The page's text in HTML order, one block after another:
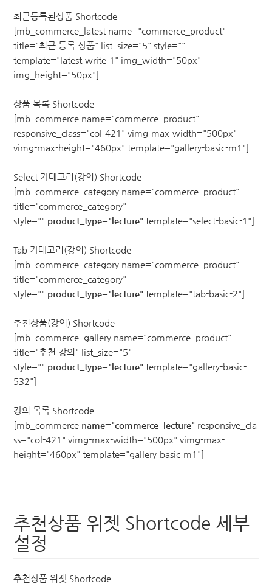
최근등록된상품 Shortcode
[mb_commerce_latest name="commerce_product"
title="최근 등록 상품" list_size="5" style=""
template="latest-write-1" img_width="50px"
img_height="50px"]
상품 목록 Shortcode
[mb_commerce name="commerce_product"
responsive_class="col-421" vimg-max-width="500px"
vimg-max-height="460px" template="gallery-basic-m1"]
Select 카테고리(강의) Shortcode
[mb_commerce_category name="commerce_product"
title="commerce_category"
style="" product_type="lecture" template="select-basic-1"]
Tab 카테고리(강의) Shortcode
[mb_commerce_category name="commerce_product"
title="commerce_category"
style="" product_type="lecture" template="tab-basic-2"]
추천상품(강의) Shortcode
[mb_commerce_gallery name="commerce_product"
title="추천 강의" list_size="5"
style="" product_type="lecture" template="gallery-basic-
532"]
강의 목록 Shortcode
[mb_commerce name="commerce_lecture" responsive_cla
ss="col-421" vimg-max-width="500px" vimg-max-
height="460px" template="gallery-basic-m1"]
추천상품 위젯 Shortcode 세부
설정
추천상품 위젯 Shortcode